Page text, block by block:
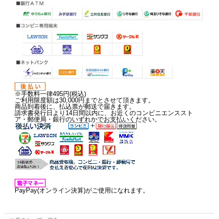
※手数料一律495円(税込)
ご利用限度額は30,000円までとさせて頂きます。
商品到着後に、払込票が郵送で届きます。
請求書発行日より14日間以内に、お近くのコンビニエンススト
ア・郵便局・銀行のいずれかでお支払いください。
PayPay(オンライン決算)がご使用になれます。